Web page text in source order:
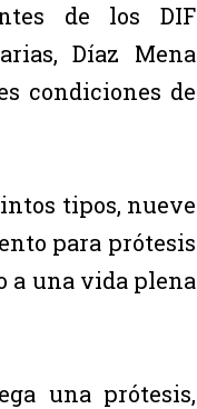
de los DIF
Díaz Mena
condiciones de
tipos, nueve
para prótesis
a una vida plena
una prótesis,